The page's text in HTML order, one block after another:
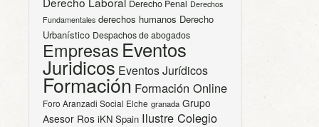
Derecho Penal Derechos
Fundamentales derechos humanos Derecho
Urbanístico Despachos de abogados
Empresas Eventos
Juridicos Eventos Jurídicos
Formación Formación Online
Foro Aranzadi Social Elche granada Grupo
Asesor Ros iKN Spain Ilustre Colegio